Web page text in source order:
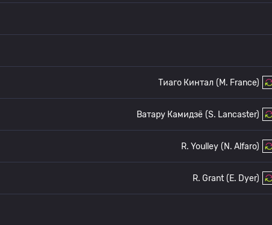
(M. France)
Тиаго Кинтал
(S. Lancaster)
Ватару Камидзё
(N. Alfaro)
R. Youlley
(E. Dyer)
R. Grant